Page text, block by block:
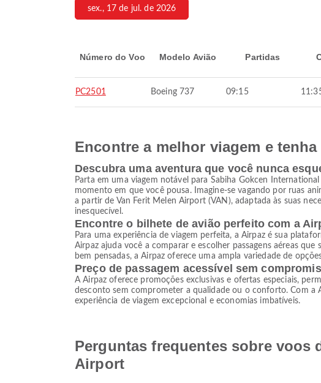
sex., 17 de jul. de 2026
Número do Voo Modelo Avião Partidas
PC2501 Boeing 737 09:15
Encontre a melhor viagem e
Descubra uma aventura que você nunca
Parta em uma viagem notável para Sabiha Gokcen
momento em que você pousa. Imagine-se vagando por ruas
a partir de Van Ferit Melen Airport (VAN), adaptada às suas
inesquecível.
Encontre o bilhete de avião perfeito com a
Para uma experiência de viagem perfeita, a Airpaz é sua
Airpaz ajuda você a comparar e escolher passagens aéreas
bem pensadas, a Airpaz oferece uma ampla variedade de
Preço de passagem acessível sem
A Airpaz oferece promoções exclusivas e ofertas especiais,
desconto sem comprometer a qualidade ou o conforto. Com a
experiência de viagem excepcional e economias imbatíveis.
Perguntas frequentes sobre voos
Airport